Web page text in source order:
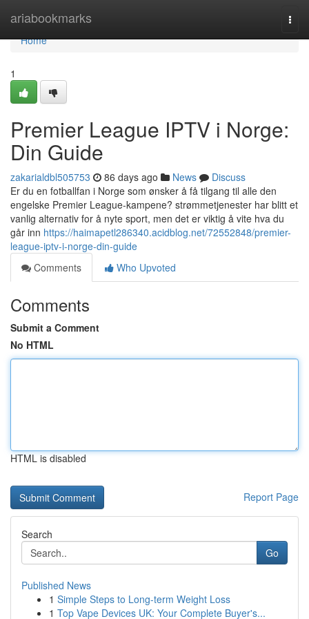
ariabookmarks
Home
Home
1
Premier League IPTV i Norge:
Din Guide
zakarialdbl505753 86 days ago News
Discuss
Er du en fotballfan i Norge som ønsker å få tilgang til alle den
engelske Premier League-kampene? strømmetjenester har blitt et
vanlig alternativ for å nyte sport, men det er viktig å vite hva du
går inn https://haimapetl286340.acidblog.net/72552848/premier-
league-iptv-i-norge-din-guide
Comments
Who Upvoted
Comments
Submit a Comment
No HTML
HTML is disabled
Report Page
Search
Go
Published News
1 Simple Steps to Long-term Weight Loss
1 Top Vape Devices UK: Your Complete Buyer's...